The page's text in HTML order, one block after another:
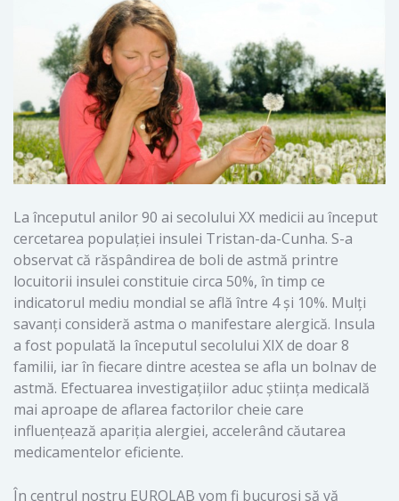
La începutul anilor 90 ai secolului XX medicii au început
cercetarea populației insulei Tristan-da-Cunha. S-a
observat că răspândirea de boli de astmă printre
locuitorii insulei constituie circa 50%, în timp ce
indicatorul mediu mondial se află între 4 și 10%. Mulți
savanți consideră astma o manifestare alergică. Insula
a fost populată la începutul secolului XIX de doar 8
familii, iar în fiecare dintre acestea se afla un bolnav de
astmă. Efectuarea investigațiilor aduc știința medicală
mai aproape de aflarea factorilor cheie care
influențează apariția alergiei, accelerând căutarea
medicamentelor eficiente.
În centrul nostru EUROLAB vom fi bucuroși să vă